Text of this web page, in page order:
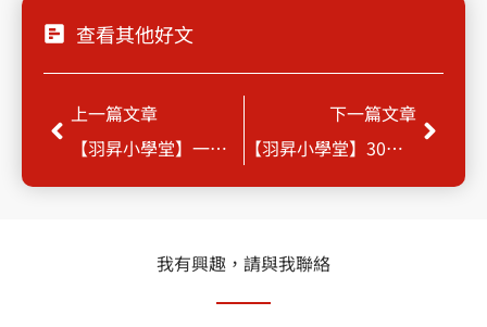
查看其他好文
Prev
上一篇文章
【羽昇小學堂】一分鐘學會設定 Google Workspace 新帳號 – 快速了解基本帳號建立流程
下一篇文章
【羽昇小學堂】30秒教學：Google Meet 新增共同簡報者，你也可以成為視訊會議高手！
Next
我有興趣，請與我聯絡